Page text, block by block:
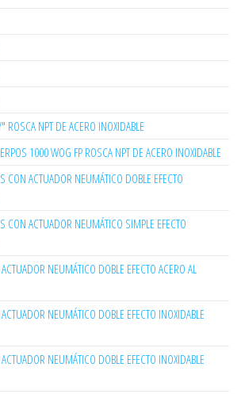
ROSCA NPT DE ACERO INOXIDABLE
1000 WOG FP ROSCA NPT DE ACERO INOXIDABLE
CON ACTUADOR NEUMÁTICO DOBLE EFECTO
CON ACTUADOR NEUMÁTICO SIMPLE EFECTO
NEUMÁTICO DOBLE EFECTO ACERO AL
NEUMÁTICO DOBLE EFECTO INOXIDABLE
NEUMÁTICO DOBLE EFECTO INOXIDABLE